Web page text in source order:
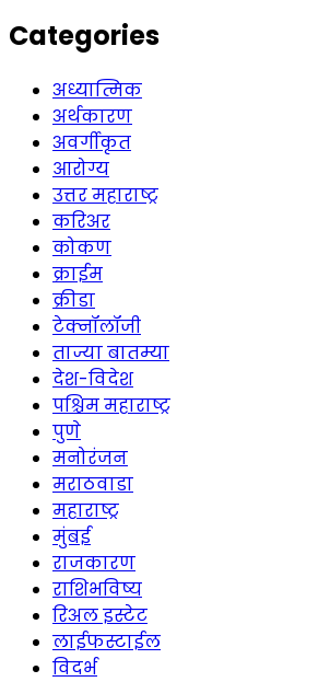
Categories
अध्यात्मिक
अर्थकारण
अवर्गीकृत
आरोग्य
उत्तर महाराष्ट्र
करिअर
कोकण
क्राईम
क्रीडा
टेक्नॉलॉजी
ताज्या बातम्या
देश-विदेश
पश्चिम महाराष्ट्र
पुणे
मनोरंजन
मराठवाडा
महाराष्ट्र
मुंबई
राजकारण
राशिभविष्य
रिअल इस्टेट
लाईफस्टाईल
विदर्भ